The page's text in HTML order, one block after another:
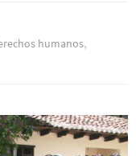
humanos,